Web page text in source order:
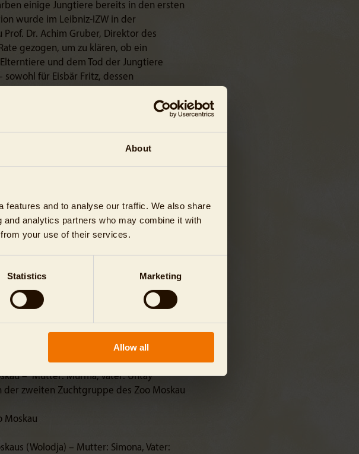
About
features and to analyse our traffic. We also share
analytics partners who may combine it with
your use of their services.
Statistics Marketing
Allow all
einige Jungtiere bereits in den ersten
wurde im Leibniz-IZW in der
Dr. Achim Gruber, Direktor des
gezogen, um zu klären, ob ein
und dem Tod der Jungtiere
für Eisbär Fritz, dessen
Lungenentzündung infolge aspirierter
eine solche Vermutung anhand von
– eine Diskussion darüber
Jungtiersterblichkeit ist bei Eisbären auch
das zweite Lebensjahr nicht. In
ist dieser folgenschwere
Dr. Andreas Knieriem deutlich
lernen und unsere Arbeit in allen
Wir werden daher noch intensiver mit
Für die Zukunft der Eisbären sei es
„Gemeinsam mit dem EEP haben wir
bleiben werden. Die Tatsache, dass
ändert sich glücklicherweise
– Mutter: Murma, Vater: Untay
zweiten Zuchtgruppe des Zoo Moskau
Moskau
(Wolodja) – Mutter: Simona, Vater: